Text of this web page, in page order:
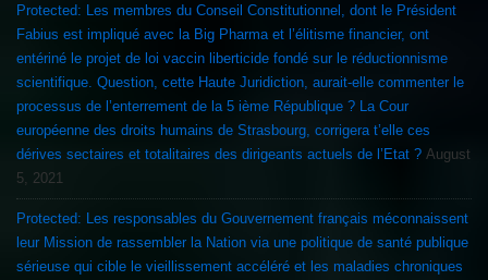
Protected: Les membres du Conseil Constitutionnel, dont le Président
Fabius est impliqué avec la Big Pharma et l’élitisme financier, ont
entériné le projet de loi vaccin liberticide fondé sur le réductionnisme
scientifique. Question, cette Haute Juridiction, aurait-elle commenter le
processus de l’enterrement de la 5 ième République ? La Cour
européenne des droits humains de Strasbourg, corrigera t’elle ces
dérives sectaires et totalitaires des dirigeants actuels de l’Etat ? August
5, 2021
Protected: Les responsables du Gouvernement français méconnaissent
leur Mission de rassembler la Nation via une politique de santé publique
sérieuse qui cible le vieillissement accéléré et les maladies chroniques